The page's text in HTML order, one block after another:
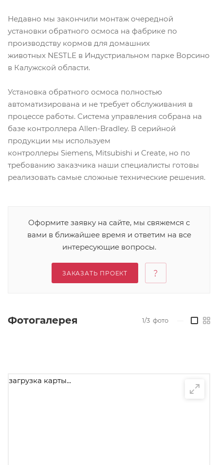
Недавно мы закончили монтаж очередной
установки обратного осмоса на фабрике по
производству кормов для домашних
животных NESTLE в Индустриальном парке Ворсино
в Калужской области.
Установка обратного осмоса полностью
автоматизирована и не требует обслуживания в
процессе работы. Система управления собрана на
базе контроллера Allen-Bradley. В серийной
продукции мы используем
контроллеры Siemens, Mitsubishi и Create, но по
требованию заказчика наши специалисты готовы
реализовать самые сложные технические решения.
Оформите заявку на сайте, мы свяжемся с
вами в ближайшее время и ответим на все
интересующие вопросы.
ЗАКАЗАТЬ ПРОЕКТ
Фотогалерея 1/3 фото
загрузка карты...